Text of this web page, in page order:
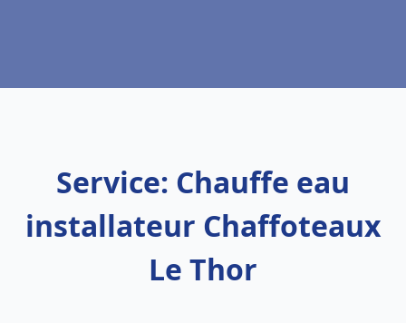
Service: Chauffe eau
installateur Chaffoteaux
Le Thor